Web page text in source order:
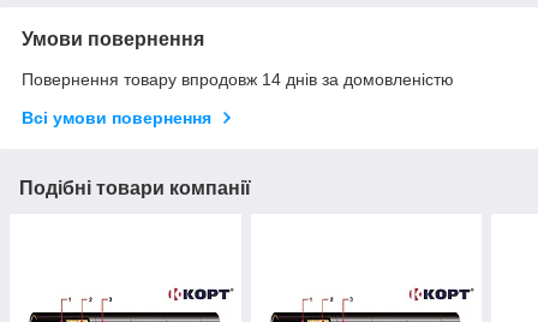
Умови повернення
Повернення товару впродовж 14 днів за домовленістю
Всі умови повернення
Подібні товари компанії